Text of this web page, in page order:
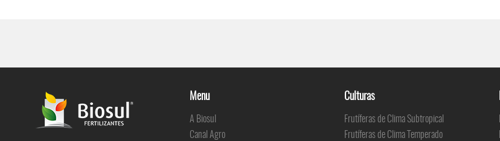
Menu
A Biosul
Canal Agro
Culturas
Frutíferas de Clima Subtropical
Frutíferas de Clima Temperado